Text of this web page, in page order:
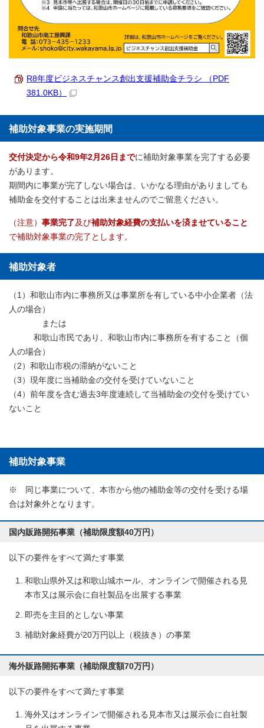
R8年度ビジネスチャンス創出支援補助金チラシ （PDF
381.0KB）
補助対象事業の実施期間
交付決定から令和9年2月26日までに補助対象事業を完了する必要
があります。
期間内に事業が完了しない場合は、いかなる理由がありましても
補助金を交付することは出来ませんのでご留意ください。
（注意） 事業完了及び補助対象経費の支払いを済ませていること
で補助対象事業の完了とします。
補助対象者
（1）和歌山市内に事務所又は事業所を有している中小企業者（法
人の場合）
または
和歌山市民であり、和歌山市内に事務所を有すること（個
人の場合）
（2）和歌山市税の滞納がないこと
（3）現年度に当補助金の交付を受けていないこと
（4）前年度を含む過去3年度連続して当補助金の交付を受けてい
ないこと
補助対象事業
※ 同じ事業について、本市から他の補助金等の交付を受ける場
合は対象外となります。
国内販路開拓事業（補助限度額40万円）
以下の要件をすべて満たす事業
和歌山県外又は和歌山城ホール、オンラインで開催される見
本市又は展示会に自社製品を出展する事業
即売を主目的としない事業
補助対象経費が20万円以上（税抜き）の事業
海外販路開拓事業（補助限度額70万円）
以下の要件をすべて満たす事業
海外又はオンラインで開催される見本市又は展示会に自社製